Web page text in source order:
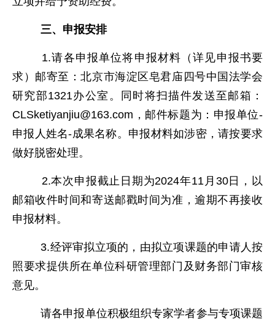
三、申报安排
1.请各申报单位将申报材料（详见申报书要
求）邮寄至：北京市海淀区皂君庙四号中国法学会
研究部1321办公室。同时将扫描件发送至邮箱：
CLSketiyanjiu@163.com，邮件标题为：申报单位-
申报人姓名-成果名称。申报材料如涉密，请按要求
做好脱密处理。
2.本次申报截止日期为2024年11月30日，以
邮箱收件时间和寄送邮戳时间为准，逾期不再接收
申报材料。
3.经评审拟立项的，由拟立项课题的申请人按
照要求提供所在单位科研管理部门及财务部门审核
意见。
请各申报单位积极组织专家学者参与专项课题